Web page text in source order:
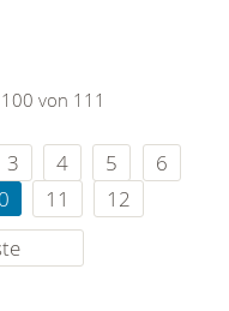
von 111
3 4 5
6
11
12